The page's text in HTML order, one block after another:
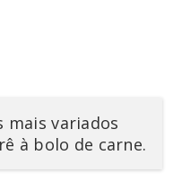
mais variados
à bolo de carne.